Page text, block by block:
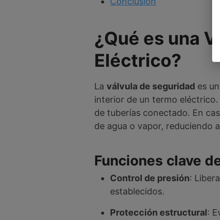
¿Qué es una
Eléctrico?
La válvula de seguridad es
interior de un termo
de tuberías conectado. En
de agua o vapor, reduciendo
Funciones clave
Control de presión:
establecidos.
Protección estructural: